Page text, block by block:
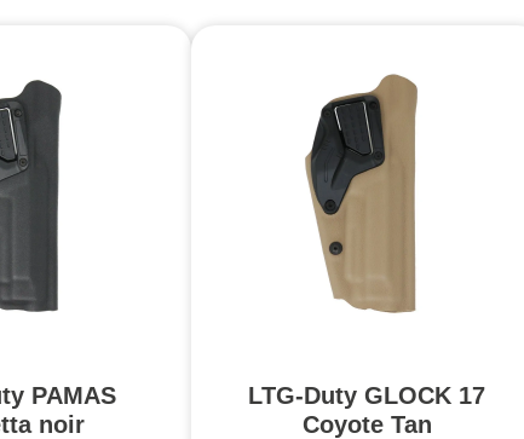
PAMAS
noir
LTG-Duty GLOCK 17
Coyote Tan